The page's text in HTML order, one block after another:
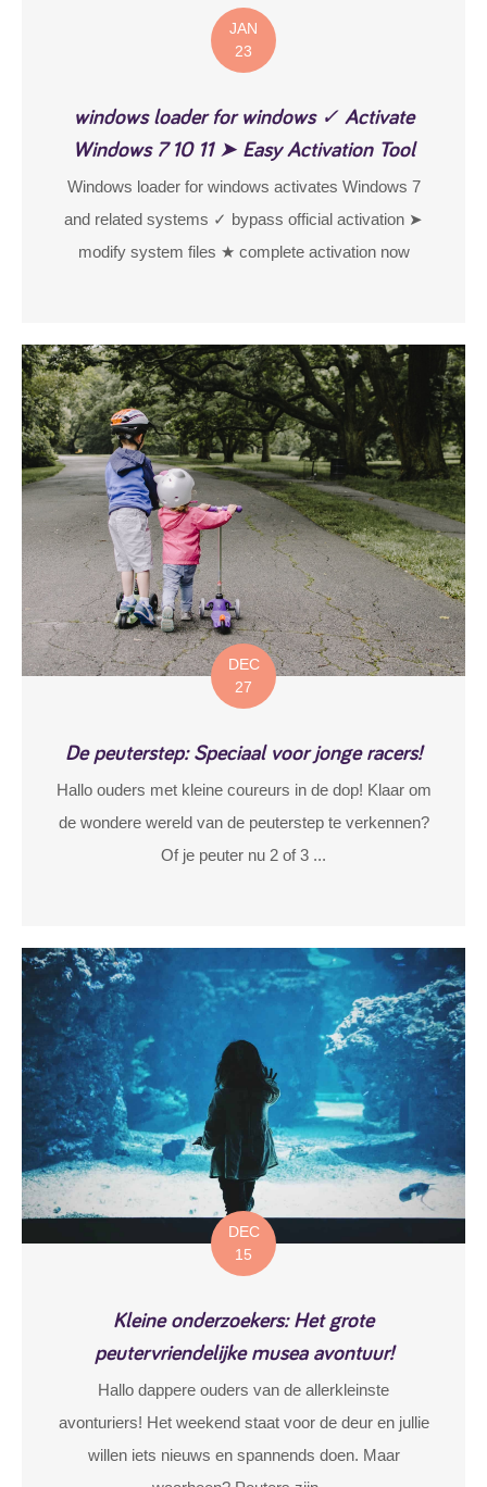
JAN
23
windows loader for windows ✓ Activate
Windows 7 10 11 ➤ Easy Activation Tool
Windows loader for windows activates Windows 7
and related systems ✓ bypass official activation ➤
modify system files ★ complete activation now
DEC
27
De peuterstep: Speciaal voor jonge racers!
Hallo ouders met kleine coureurs in de dop! Klaar om
de wondere wereld van de peuterstep te verkennen?
Of je peuter nu 2 of 3 ...
DEC
15
Kleine onderzoekers: Het grote
peutervriendelijke musea avontuur!
Hallo dappere ouders van de allerkleinste
avonturiers! Het weekend staat voor de deur en jullie
willen iets nieuws en spannends doen. Maar